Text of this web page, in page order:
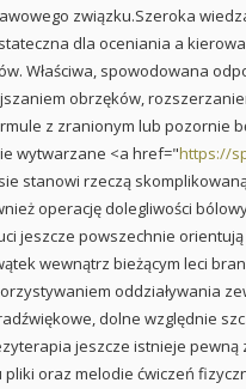
związku.Szeroka
dla oceniania a
Właściwa, spowodowana
obrzęków,
z zranionym lub pozornie
wytwarzane <a href="https://
stanowi rzeczą
operację dolegliwości
jeszcze powszechnie
wewnątrz bieżącym leci
oddziaływania
dolne względnie
jeszcze istnieje
oraz melodie ćwiczeń